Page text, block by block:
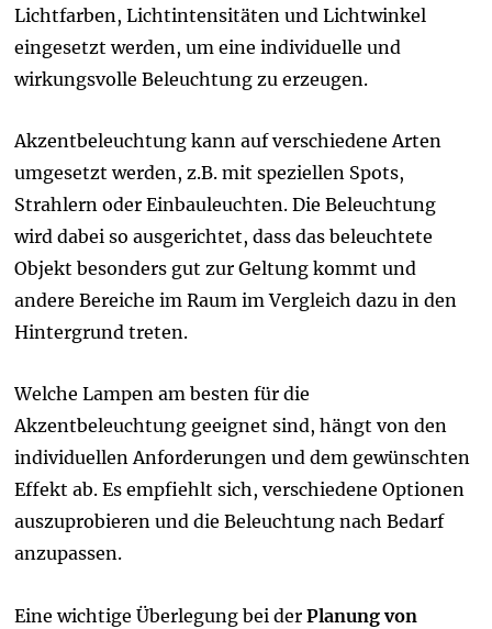
Lichtfarben, Lichtintensitäten und Lichtwinkel
eingesetzt werden, um eine individuelle und
wirkungsvolle Beleuchtung zu erzeugen.
Akzentbeleuchtung kann auf verschiedene Arten
umgesetzt werden, z.B. mit speziellen Spots,
Strahlern oder Einbauleuchten. Die Beleuchtung
wird dabei so ausgerichtet, dass das beleuchtete
Objekt besonders gut zur Geltung kommt und
andere Bereiche im Raum im Vergleich dazu in den
Hintergrund treten.
Welche Lampen am besten für die
Akzentbeleuchtung geeignet sind, hängt von den
individuellen Anforderungen und dem gewünschten
Effekt ab. Es empfiehlt sich, verschiedene Optionen
auszuprobieren und die Beleuchtung nach Bedarf
anzupassen.
Eine wichtige Überlegung bei derPlanung von